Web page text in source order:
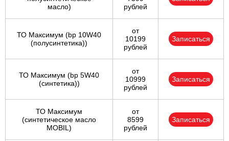
масло)
рублей
ТО Максимум (bp 10W40
(полусинтетика))
от
10199
рублей
Записаться
ТО Максимум (bp 5W40
(синтетика))
от
10999
рублей
Записаться
ТО Максимум
(cинтетическое масло
MOBIL)
от
8599
рублей
Записаться